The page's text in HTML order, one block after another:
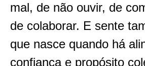
mal, de não ouvir, de
de colaborar. E sente
que nasce quando há
confiança e propósito